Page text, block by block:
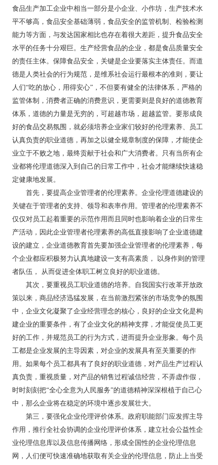
食品生产加工企业中相当一部分是小企业、小作坊，生产技术水
平不够高，食品安全基础薄弱，食品安全的监管机制、检验检测
能力等方面，与发达国家相比也存在着很大差距，提升食品安全
水平的任务十分艰巨。生产经营食品的企业，都是食品质量安全
的责任主体。保障食品安全，关键是企业要落实主体责任。而道
德是人类社会的行为规范，是维系社会运行最根本的准则，要让
人们“吃的放心，用得安心”，不但要有健全的法律体系，严格的
监管体制，消费者正确的消费意识，更需要则是良好的道德教育
体系，道德的力量是无穷的，可超越市场，超越监管。要形成良
好的食品交易氛围，就必须培养企业家们较好的伦理素养、员工
认真负责的职业道德，再加之以健全规章制度的保障，才能使企
业立于不败之地，最终贡献于社会和广大消费者。只有当所有企
业都将伦理道德深入到自己的日常工作中，社会才能继续快速稳
定健康地发展。
首先，要提高企业管理者的伦理素养。企业伦理道德建设的
关键在于管理者的支持、领导和表率作用。管理者的伦理素养不
仅仅对员工起着重要的示范作用而且同时也影响着企业的日常生
产活动，因此企业管理者伦理素养的高低直接影响了企业道德建
设的建立，企业道德教育首先要加强企业管理者的伦理素养，每
个企业都应积极努力认真地建设一支有高素质， 以身作则的管理
者队伍， 从而促进全体职工树立良好的职业道德。
其次，要重视员工职业道德的培养。自我国实行改革开放政
策以来，商品经济迅猛发展，在当前激烈紧张的市场竞争的氛围
中，企业文化凝聚了企业经营理念的核心，良好的企业文化是构
建企业的重要条件，有了企业文化的精神支撑，才能促使员工更
好的工作，并规范员工的行为方式，进而提升企业形象。每个员
工都是企业发展的主导因素，对企业的发展具有至关重要的作
用。如果每个员工都具有了良好的职业道德，对产品生产过程认
真负责，重视质量，对产品的销售过程诚信经营，不弄虚作假，
时时刻刻把“全心全意为人民服务”的道德精神深深根植于自己心
中，那么企业将在稳定的环境中逐步发展壮大。
第三，要强化企业伦理评价体系。政府职能部门应发挥主导
作用，推行全社会协调的企业伦理评价体系，建立社会公益性企
业伦理信息库以及信息传播网络，形成全国性的企业伦理信息
网，人们便可快速准确地获取有关企业的伦理信息，防止上当受